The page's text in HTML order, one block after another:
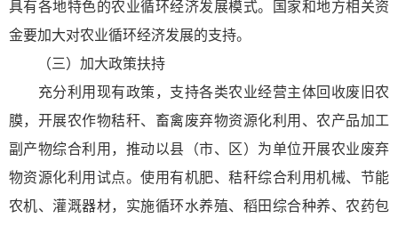
具有各地特色的农业循环经济发展模式。国家和地方相关资
金要加大对农业循环经济发展的支持。
（三）加大政策扶持
充分利用现有政策，支持各类农业经营主体回收废旧农
膜，开展农作物秸秆、畜禽废弃物资源化利用、农产品加工
副产物综合利用，推动以县（市、区）为单位开展农业废弃
物资源化利用试点。使用有机肥、秸秆综合利用机械、节能
农机、灌溉器材，实施循环水养殖、稻田综合种养、农药包